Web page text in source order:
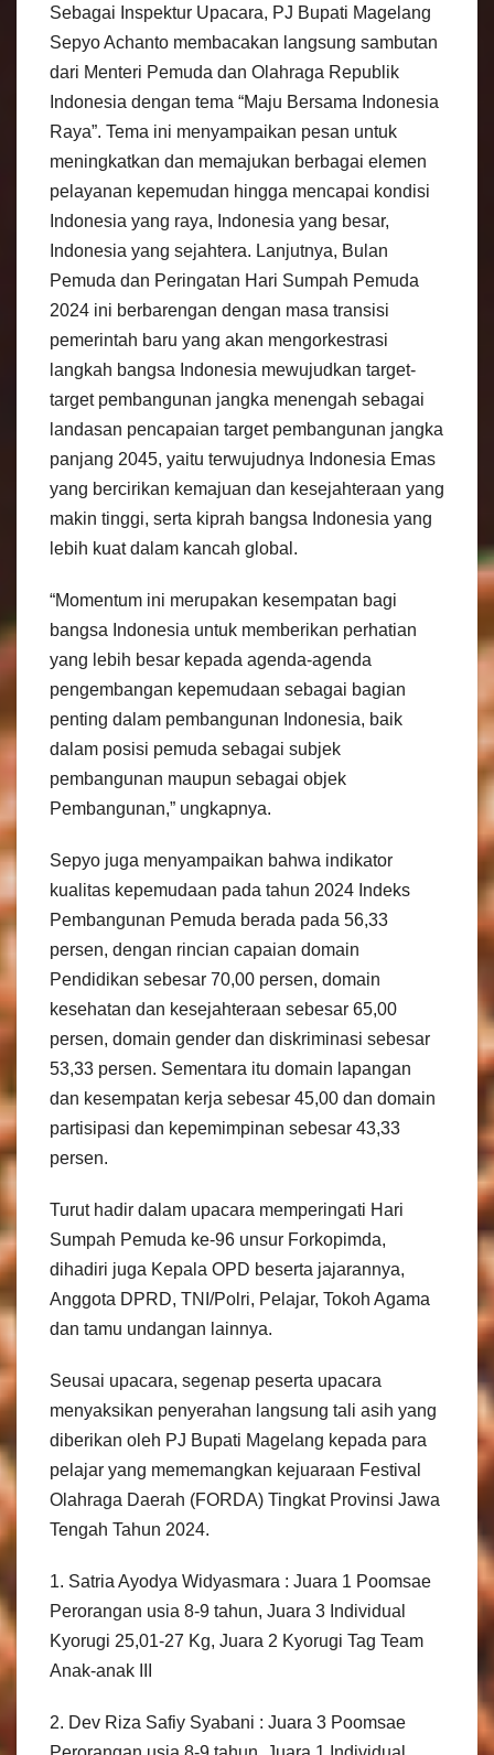
Sebagai Inspektur Upacara, PJ Bupati Magelang
Sepyo Achanto membacakan langsung sambutan
dari Menteri Pemuda dan Olahraga Republik
Indonesia dengan tema “Maju Bersama Indonesia
Raya”. Tema ini menyampaikan pesan untuk
meningkatkan dan memajukan berbagai elemen
pelayanan kepemudan hingga mencapai kondisi
Indonesia yang raya, Indonesia yang besar,
Indonesia yang sejahtera. Lanjutnya, Bulan
Pemuda dan Peringatan Hari Sumpah Pemuda
2024 ini berbarengan dengan masa transisi
pemerintah baru yang akan mengorkestrasi
langkah bangsa Indonesia mewujudkan target-
target pembangunan jangka menengah sebagai
landasan pencapaian target pembangunan jangka
panjang 2045, yaitu terwujudnya Indonesia Emas
yang bercirikan kemajuan dan kesejahteraan yang
makin tinggi, serta kiprah bangsa Indonesia yang
lebih kuat dalam kancah global.
“Momentum ini merupakan kesempatan bagi
bangsa Indonesia untuk memberikan perhatian
yang lebih besar kepada agenda-agenda
pengembangan kepemudaan sebagai bagian
penting dalam pembangunan Indonesia, baik
dalam posisi pemuda sebagai subjek
pembangunan maupun sebagai objek
Pembangunan,” ungkapnya.
Sepyo juga menyampaikan bahwa indikator
kualitas kepemudaan pada tahun 2024 Indeks
Pembangunan Pemuda berada pada 56,33
persen, dengan rincian capaian domain
Pendidikan sebesar 70,00 persen, domain
kesehatan dan kesejahteraan sebesar 65,00
persen, domain gender dan diskriminasi sebesar
53,33 persen. Sementara itu domain lapangan
dan kesempatan kerja sebesar 45,00 dan domain
partisipasi dan kepemimpinan sebesar 43,33
persen.
Turut hadir dalam upacara memperingati Hari
Sumpah Pemuda ke-96 unsur Forkopimda,
dihadiri juga Kepala OPD beserta jajarannya,
Anggota DPRD, TNI/Polri, Pelajar, Tokoh Agama
dan tamu undangan lainnya.
Seusai upacara, segenap peserta upacara
menyaksikan penyerahan langsung tali asih yang
diberikan oleh PJ Bupati Magelang kepada para
pelajar yang mememangkan kejuaraan Festival
Olahraga Daerah (FORDA) Tingkat Provinsi Jawa
Tengah Tahun 2024.
1. Satria Ayodya Widyasmara : Juara 1 Poomsae
Perorangan usia 8-9 tahun, Juara 3 Individual
Kyorugi 25,01-27 Kg, Juara 2 Kyorugi Tag Team
Anak-anak III
2. Dev Riza Safiy Syabani : Juara 3 Poomsae